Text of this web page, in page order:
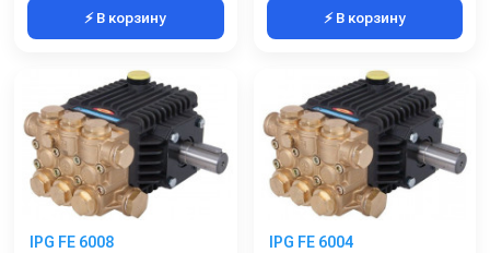
⚡ В корзину ⚡ В корзину
IPG FE 6008 IPG FE 6004